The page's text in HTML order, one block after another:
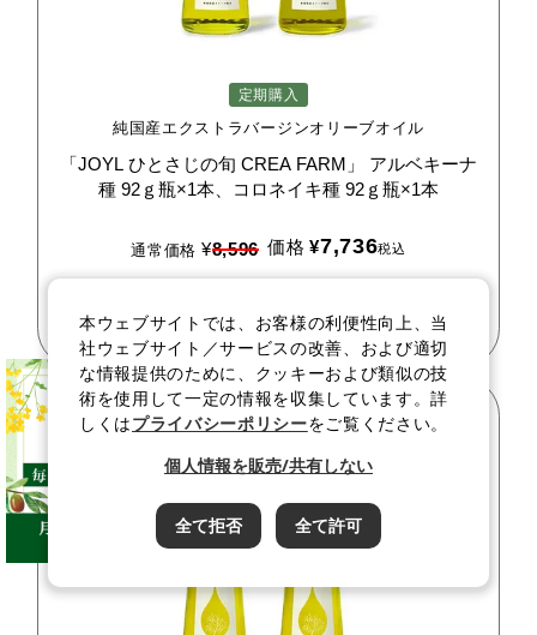
定期購入
純国産エクストラバージンオリーブオイル
「JOYL ひとさじの旬 CREA FARM」 アルベキーナ
種 92ｇ瓶×1本、コロネイキ種 92ｇ瓶×1本
通常価格 ¥8,596 価格 ¥7,736税込
本ウェブサイトでは、お客様の利便性向上、当
社ウェブサイト／サービスの改善、および適切
な情報提供のために、クッキーおよび類似の技
術を使用して一定の情報を収集しています。詳
しくはプライバシーポリシーをご覧ください。
個人情報を販売/共有しない
全て拒否 全て許可